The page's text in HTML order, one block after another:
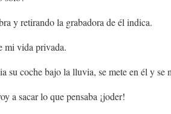
y retirando la grabadora de él indica.
mi vida privada.
su coche bajo la lluvia, se mete en él y se
a sacar lo que pensaba ¡joder!